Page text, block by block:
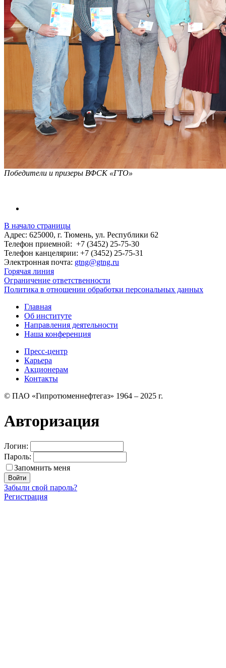
Победители и призеры ВФСК «ГТО»
В начало страницы
Адрес: 625000, г. Тюмень, ул. Республики 62
Телефон приемной: +7 (3452) 25-75-30
Телефон канцелярии: +7 (3452) 25-75-31
Электронная почта: gtng@gtng.ru
Горячая линия
Ограничение ответственности
Политика в отношении обработки персональных данных
Главная
Об институте
Направления деятельности
Наша конференция
Пресс-центр
Карьера
Акционерам
Контакты
© ПАО «Гипротюменнефтегаз» 1964 – 2025 г.
Авторизация
Логин:
Пароль:
Запомнить меня
Забыли свой пароль?
Регистрация